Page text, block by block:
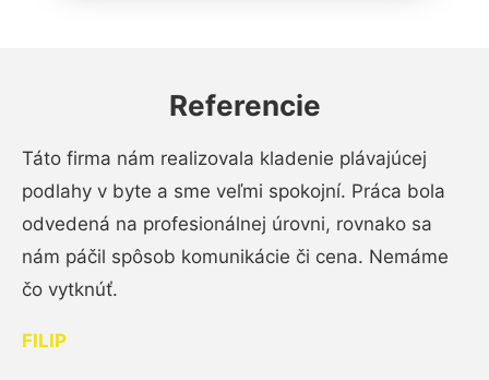
Referencie
Táto firma nám realizovala kladenie plávajúcej
podlahy v byte a sme veľmi spokojní. Práca bola
odvedená na profesionálnej úrovni, rovnako sa
nám páčil spôsob komunikácie či cena. Nemáme
čo vytknúť.
FILIP